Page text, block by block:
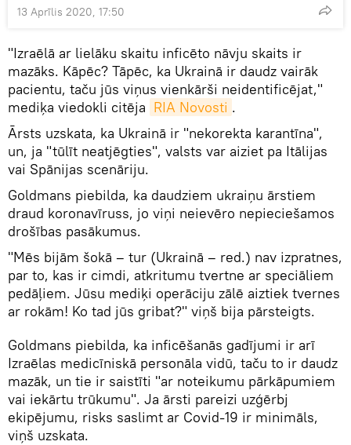
13 Aprīlis 2020, 17:50
"Izraēlā ar lielāku skaitu inficēto nāvju skaits ir
mazāks. Kāpēc? Tāpēc, ka Ukrainā ir daudz vairāk
pacientu, taču jūs viņus vienkārši neidentificējat,"
mediķa viedokli citēja RIA Novosti .
Ārsts uzskata, ka Ukrainā ir "nekorekta karantīna",
un, ja "tūlīt neatjēgties", valsts var aiziet pa Itālijas
vai Spānijas scenāriju.
Goldmans piebilda, ka daudziem ukraiņu ārstiem
draud koronavīruss, jo viņi neievēro nepieciešamos
drošības pasākumus.
"Mēs bijām šokā – tur (Ukrainā – red.) nav izpratnes,
par to, kas ir cimdi, atkritumu tvertne ar speciāliem
pedāļiem. Jūsu mediķi operāciju zālē aiztiek tvernes
ar rokām! Ko tad jūs gribat?" viņš bija pārsteigts.
Goldmans piebilda, ka inficēšanās gadījumi ir arī
Izraēlas medicīniskā personāla vidū, taču to ir daudz
mazāk, un tie ir saistīti "ar noteikumu pārkāpumiem
vai iekārtu trūkumu". Ja ārsti pareizi uzģērbj
ekipējumu, risks saslimt ar Covid-19 ir minimāls,
viņš uzskata.